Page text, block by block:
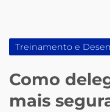
Treinamento e
Como
mais